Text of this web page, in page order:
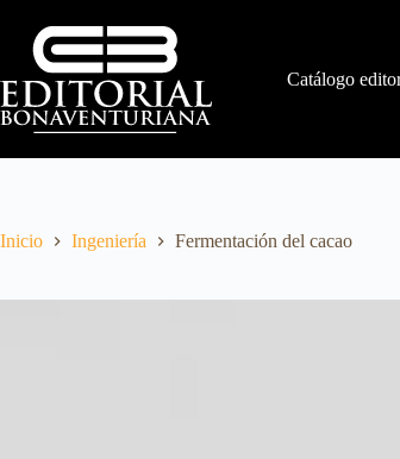
Catálogo
Inicio Ingeniería Fermentación del cacao